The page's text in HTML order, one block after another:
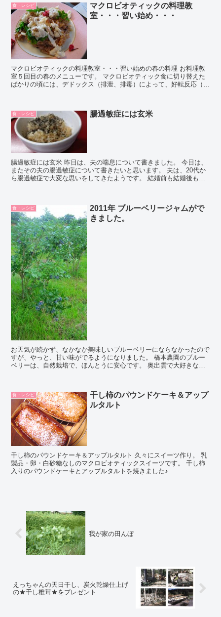
食・レシピ
マクロビオティックの料理教
室・・・習い始め・・・
マクロビオティックの料理教室・・・習い始めの春の料理 お料理教
室５回目の春のメニューです。 マクロビオティック食に切り替えた
ばかりの頃には、デドックス（排泄、排毒）によって、好転反応（メ
食・レシピ 腸過敏症には玄米
腸過敏症には玄米 昨日は、夫の喘息について書きました。 今日は、
またその夫の腸過敏症について書きたいと思います。 夫は、20代か
ら腸過敏症で大変な思いをしてきたようです。 結婚前も結婚後も、
食・レシピ
2011年 ブルーベリージャムがで
きました。
お天気が続かず、なかなか美味しいブルーベリーにならなかったので
すが、やっと、甘い味がでるようになりました。 橋本農園のブルー
ベリーは、自然栽培で、ほんとうに安心です。 奥出雲で大好きな場
食・レシピ
干し柿のパウンドケーキ＆アップ
ルタルト
干し柿のパウンドケーキ＆アップルタルト 久々にスイーツ作り。 乳
製品・卵・白砂糖なしのマクロビオティックスイーツです。 干し柿
入りのパウンドケーキとアップルタルトを焼きました♪
我が家の田んぼ
えっちゃんの天日干し、炭火乾燥仕上げ
の★干し椎茸★をプレゼント